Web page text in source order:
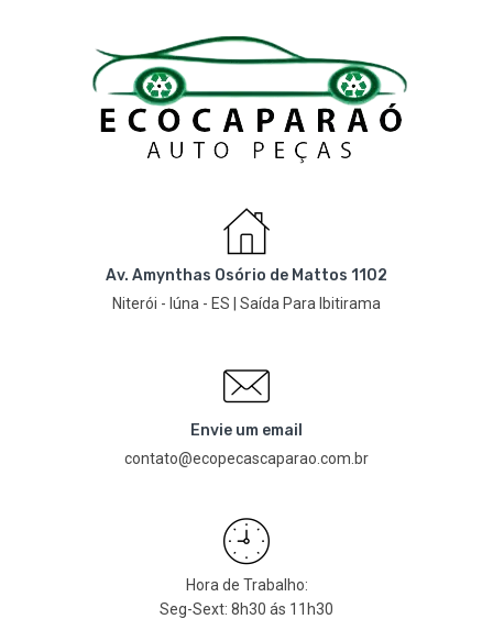
Av. Amynthas Osório de Mattos 1102
Niterói - Iúna - ES | Saída Para Ibitirama
Envie um email
contato@ecopecascaparao.com.br
Hora de Trabalho:
Seg-Sext: 8h30 ás 11h30